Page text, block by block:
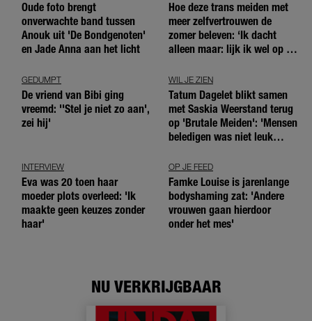
Oude foto brengt
onverwachte band tussen
Anouk uit 'De Bondgenoten'
en Jade Anna aan het licht
Hoe deze trans meiden met
meer zelfvertrouwen de
zomer beleven: ‘Ik dacht
alleen maar: lijk ik wel op de
GEDUMPT
De vriend van Bibi ging
vreemd: ''Stel je niet zo aan',
zei hij'
WIL JE ZIEN
Tatum Dagelet blikt samen
met Saskia Weerstand terug
op 'Brutale Meiden': 'Mensen
beledigen was niet leuk
INTERVIEW
Eva was 20 toen haar
moeder plots overleed: 'Ik
maakte geen keuzes zonder
haar'
OP JE FEED
Famke Louise is jarenlange
bodyshaming zat: 'Andere
vrouwen gaan hierdoor
onder het mes'
NU VERKRIJGBAAR